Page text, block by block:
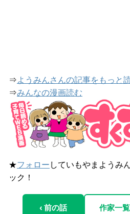
⇒ようみんさんの記事をもっと
⇒みんなの漫画読む
★フォロー していもやまようみ
ック！
‹ 前の話 作家一覧